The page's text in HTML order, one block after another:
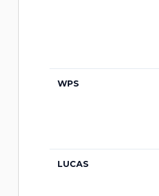
WPS
LUCAS